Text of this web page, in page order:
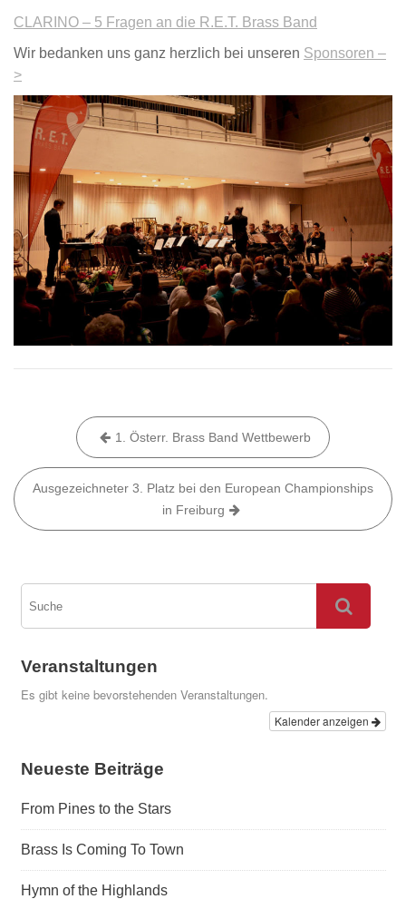
CLARINO – 5 Fragen an die R.E.T. Brass Band
Wir bedanken uns ganz herzlich bei unseren Sponsoren –
>
Beitragsnavigation
1. Österr. Brass Band Wettbewerb
Ausgezeichneter 3. Platz bei den European Championships
in Freiburg
Veranstaltungen
Es gibt keine bevorstehenden Veranstaltungen.
Kalender anzeigen
Neueste Beiträge
From Pines to the Stars
Brass Is Coming To Town
Hymn of the Highlands